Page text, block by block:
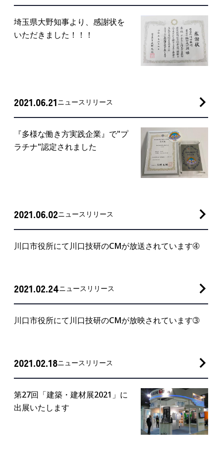
埼玉県大野知事より、感謝状を
いただきました！！！
2021.06.21ニュースリリース
『多様な働き方実践企業』で"プ
ラチナ"認定されました
2021.06.02ニュースリリース
川口市役所にて川口技研のCMが放送されています➃
2021.02.24ニュースリリース
川口市役所にて川口技研のCMが放映されています➂
2021.02.18ニュースリリース
第27回「建築・建材展2021」に
出展いたします